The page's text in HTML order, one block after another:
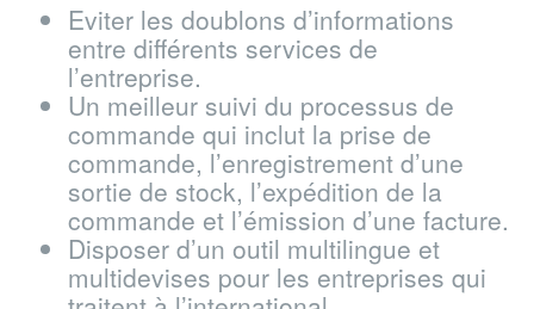
Eviter les doublons d’informations
entre différents services de
l’entreprise.
Un meilleur suivi du processus de
commande qui inclut la prise de
commande, l’enregistrement d’une
sortie de stock, l’expédition de la
commande et l’émission d’une facture.
Disposer d’un outil multilingue et
multidevises pour les entreprises qui